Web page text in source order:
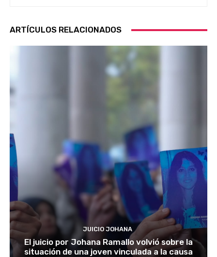
ARTÍCULOS RELACIONADOS
JUICIO JOHANA
El juicio por Johana Ramallo volvió sobre la
situación de una joven vinculada a la causa